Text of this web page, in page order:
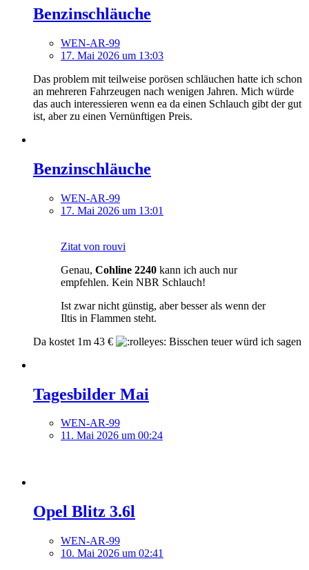
Benzinschläuche
WEN-AR-99
17. Mai 2026 um 13:03
Das problem mit teilweise porösen schläuchen hatte ich schon
an mehreren Fahrzeugen nach wenigen Jahren. Mich würde
das auch interessieren wenn ea da einen Schlauch gibt der gut
ist, aber zu einen Vernünftigen Preis.
Benzinschläuche
WEN-AR-99
17. Mai 2026 um 13:01
Zitat von rouvi
Genau, Cohline 2240 kann ich auch nur
empfehlen. Kein NBR Schlauch!
Ist zwar nicht günstig, aber besser als wenn der
Iltis in Flammen steht.
Da kostet 1m 43 €
Bisschen teuer würd ich sagen
Tagesbilder Mai
WEN-AR-99
11. Mai 2026 um 00:24
Opel Blitz 3.6l
WEN-AR-99
10. Mai 2026 um 02:41